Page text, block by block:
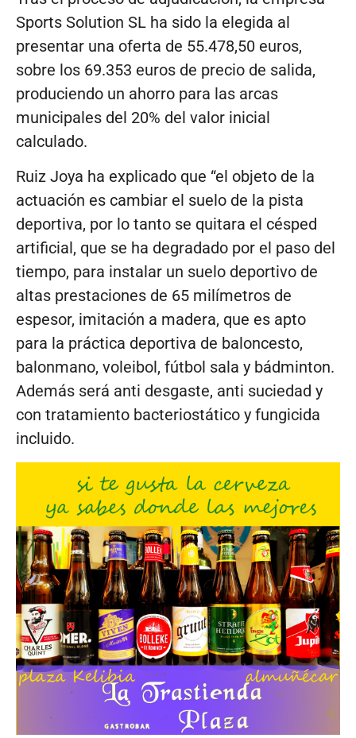
Sports Solution SL ha sido la elegida al
presentar una oferta de 55.478,50 euros,
sobre los 69.353 euros de precio de salida,
produciendo un ahorro para las arcas
municipales del 20% del valor inicial
calculado.
Ruiz Joya ha explicado que “el objeto de la
actuación es cambiar el suelo de la pista
deportiva, por lo tanto se quitara el césped
artificial, que se ha degradado por el paso del
tiempo, para instalar un suelo deportivo de
altas prestaciones de 65 milímetros de
espesor, imitación a madera, que es apto
para la práctica deportiva de baloncesto,
balonmano, voleibol, fútbol sala y bádminton.
Además será anti desgaste, anti suciedad y
con tratamiento bacteriostático y fungicida
incluido.